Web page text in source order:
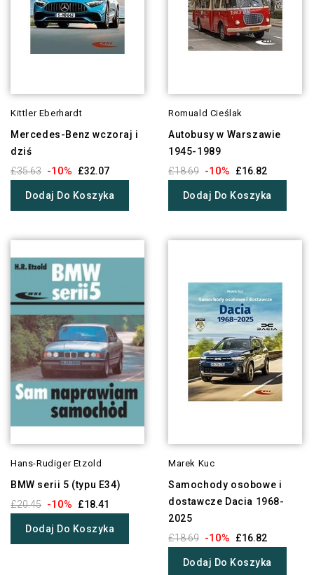
Kittler Eberhardt
Mercedes-Benz wczoraj i
dziś
£35.63 -10% £32.07
Dodaj Do Koszyka
Romuald Cieślak
Autobusy w Warszawie
1945-1989
£18.69 -10% £16.82
Dodaj Do Koszyka
Hans-Rudiger Etzold
BMW serii 5 (typu E34)
£20.45 -10% £18.41
Dodaj Do Koszyka
Marek Kuc
Samochody osobowe i
dostawcze Dacia 1968-
2025
£18.69 -10% £16.82
Dodaj Do Koszyka